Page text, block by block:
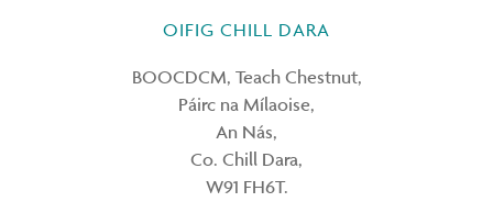
OIFIG CHILL DARA
BOOCDCM, Teach Chestnut,
Páirc na Mílaoise,
An Nás,
Co. Chill Dara,
W91 FH6T.